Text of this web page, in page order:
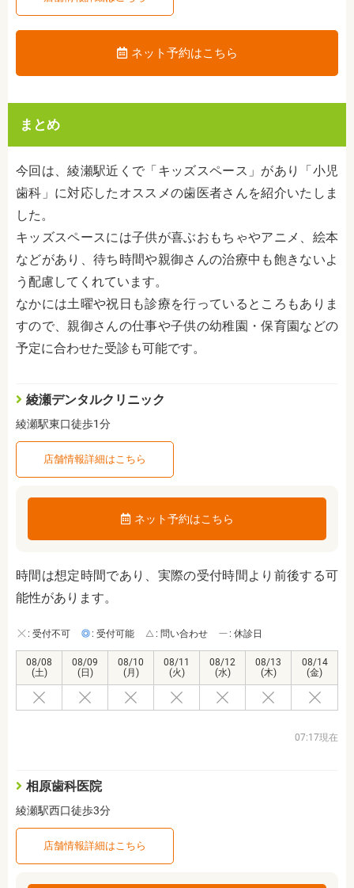
ネット予約はこちら
まとめ
今回は、綾瀬駅近くで「キッズスペース」があり「小児
歯科」に対応したオススメの歯医者さんを紹介いたしま
した。
キッズスペースには子供が喜ぶおもちゃやアニメ、絵本
などがあり、待ち時間や親御さんの治療中も飽きないよ
う配慮してくれています。
なかには土曜や祝日も診療を行っているところもありま
すので、親御さんの仕事や子供の幼稚園・保育園などの
予定に合わせた受診も可能です。
綾瀬デンタルクリニック
綾瀬駅東口徒歩1分
店舗情報詳細はこちら
ネット予約はこちら
時間は想定時間であり、実際の受付時間より前後する可
能性があります。
: 受付不可 : 受付可能 : 問い合わせ : 休診日
08/08
(土)
08/09
(日)
08/10
(月)
08/11
(火)
08/12
(水)
08/13
(木)
08/14
(金)
07:17現在
相原歯科医院
綾瀬駅西口徒歩3分
店舗情報詳細はこちら